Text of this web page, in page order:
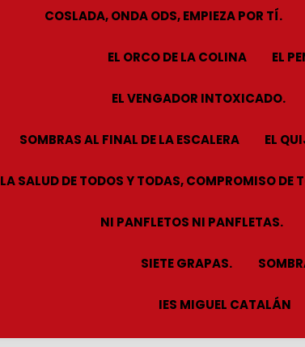
COSLADA, ONDA ODS, EMPIEZA POR TÍ.
EL ORCO DE LA COLINA EL
EL VENGADOR INTOXICADO.
SOMBRAS AL FINAL DE LA ESCALERA EL
LA SALUD DE TODOS Y TODAS, COMPROMISO DE
NI PANFLETOS NI PANFLETAS.
SIETE GRAPAS.
IES MIGUEL CATALÁN